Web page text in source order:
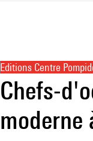
Editions Centre
Chefs-
moderne